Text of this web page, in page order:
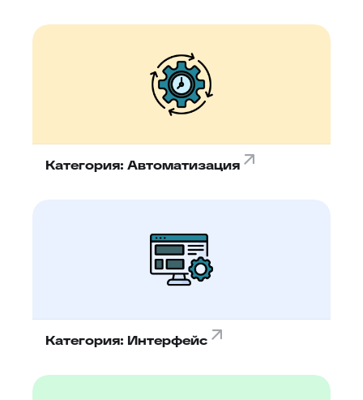
Категория: Автоматизация
Категория: Интерфейс